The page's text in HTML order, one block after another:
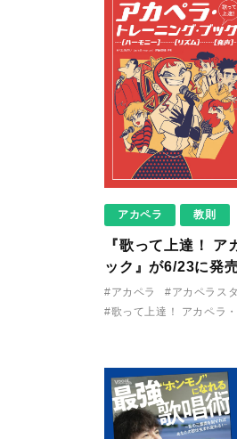
アカペラ 教則
『歌って上達！
ック』が6/23に発
アプリを公開。
#アカペラ #アカペラス
#歌って上達！ アカペラ